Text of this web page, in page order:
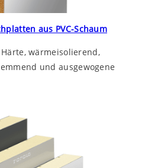
aus PVC-Schaum
wärmeisolierend,
und ausgewogene